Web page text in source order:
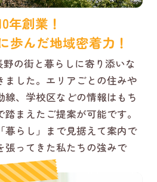
年創業！
歩んだ地域密着力！
野の街と暮らしに寄り添いな
ました。エリアごとの住みや
線、学校区などの情報はもち
まえたご提案が可能です。
暮らし」まで見据えて案内で
張ってきた私たちの強みで